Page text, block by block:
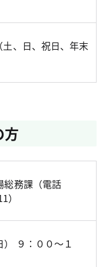
、日、祝日、年末
方
総務課（電話
） ９：００～１